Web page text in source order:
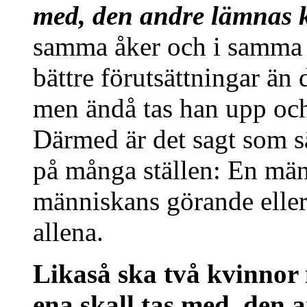
med, den andre lämnas
samma åker och i
bättre förutsättningar än
men ändå tas han upp
Därmed är det sagt som
på många ställen: En
människans görande
allena.
Likaså ska två kvinnor